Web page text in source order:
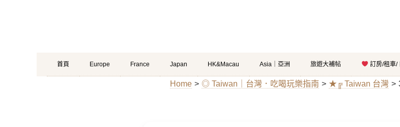
Primary
Menu
Skip
to
首頁 Europe France Japan HK&Macau Asia｜亞洲 旅遊大補帖 訂房/租車/
Home > ◎ Taiwan｜台灣．吃喝玩樂指南 > ★╔ Taiwan 台灣 >